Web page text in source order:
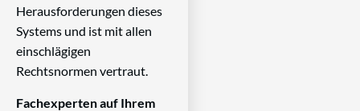
Herausforderungen dieses
Systems und ist mit allen
einschlägigen
Rechtsnormen vertraut.
Fachexperten auf Ihrem